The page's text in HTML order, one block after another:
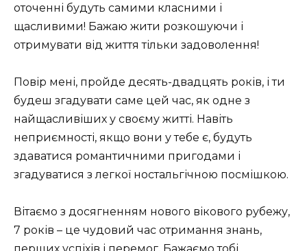
оточенні будуть самими класними і
щасливими! Бажаю жити розкошуючи і
отримувати від життя тільки задоволення!
Повір мені, пройде десять-двадцять років, і ти
будеш згадувати саме цей час, як одне з
найщасливіших у своєму житті. Навіть
неприємності, якщо вони у тебе є, будуть
здаватися романтичними пригодами і
згадуватися з легкої ностальгічною посмішкою.
Вітаємо з досягненням нового вікового рубежу,
7 років – це чудовий час отримання знань,